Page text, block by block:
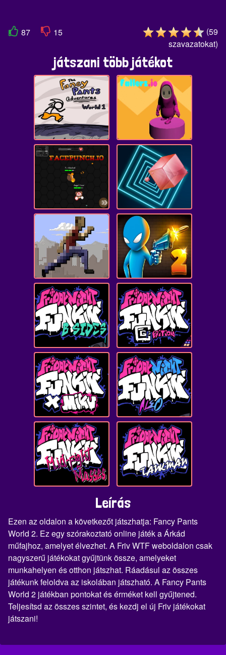
87 15 (59
szavazatokat)
játszani több játékot
Leírás
Ezen az oldalon a következőt játszhatja: Fancy Pants
World 2. Ez egy szórakoztató online játék a Árkád
műfajhoz, amelyet élvezhet. A Friv WTF weboldalon csak
nagyszerű játékokat gyűjtünk össze, amelyeket
munkahelyen és otthon játszhat. Ráadásul az összes
játékunk feloldva az iskolában játszható. A Fancy Pants
World 2 játékban pontokat és érméket kell gyűjtened.
Teljesítsd az összes szintet, és kezdj el új Friv játékokat
játszani!